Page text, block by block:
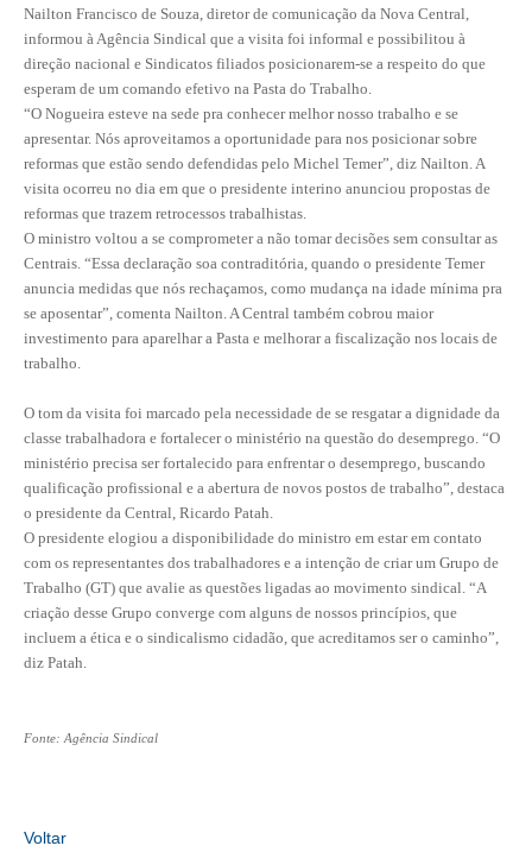
REVISÃO DE APOSENTADORIA
FGTS EXPURGOS
FGTS CORREÇÃO
LEGISLAÇÃO
LEI 4.950-A/1966 – PISO SALARIAL
LEI 5.194/1966 – REGULAMENTAÇÃO DA PROFISSÃO
LEI 6.496/1977 – ART
RES 1.002/2002 – CÓDIGO DE ÉTICA
HOMOLOGAÇÕES
PISO SALARIAL
FIQUE POR DENTRO
OPORTUNIDADES
APRESENTAÇÃO
EMPREGO E ESTÁGIO
Nailton Francisco de Souza, diretor de comunicação da Nova Central,
informou à Agência Sindical que a visita foi informal e possibilitou à
direção nacional e Sindicatos filiados posicionarem-se a respeito do que
esperam de um comando efetivo na Pasta do Trabalho.
“O Nogueira esteve na sede pra conhecer melhor nosso trabalho e se
apresentar. Nós aproveitamos a oportunidade para nos posicionar sobre
reformas que estão sendo defendidas pelo Michel Temer”, diz Nailton. A
visita ocorreu no dia em que o presidente interino anunciou propostas de
reformas que trazem retrocessos trabalhistas.
O ministro voltou a se comprometer a não tomar decisões sem consultar as
Centrais. “Essa declaração soa contraditória, quando o presidente Temer
anuncia medidas que nós rechaçamos, como mudança na idade mínima pra
se aposentar”, comenta Nailton. A Central também cobrou maior
investimento para aparelhar a Pasta e melhorar a fiscalização nos locais de
trabalho.
O tom da visita foi marcado pela necessidade de se resgatar a dignidade da
classe trabalhadora e fortalecer o ministério na questão do desemprego. “O
ministério precisa ser fortalecido para enfrentar o desemprego, buscando
qualificação profissional e a abertura de novos postos de trabalho”, destaca
o presidente da Central, Ricardo Patah.
O presidente elogiou a disponibilidade do ministro em estar em contato
com os representantes dos trabalhadores e a intenção de criar um Grupo de
Trabalho (GT) que avalie as questões ligadas ao movimento sindical. “A
criação desse Grupo converge com alguns de nossos princípios, que
incluem a ética e o sindicalismo cidadão, que acreditamos ser o caminho”,
diz Patah.
Fonte: Agência Sindical
Voltar